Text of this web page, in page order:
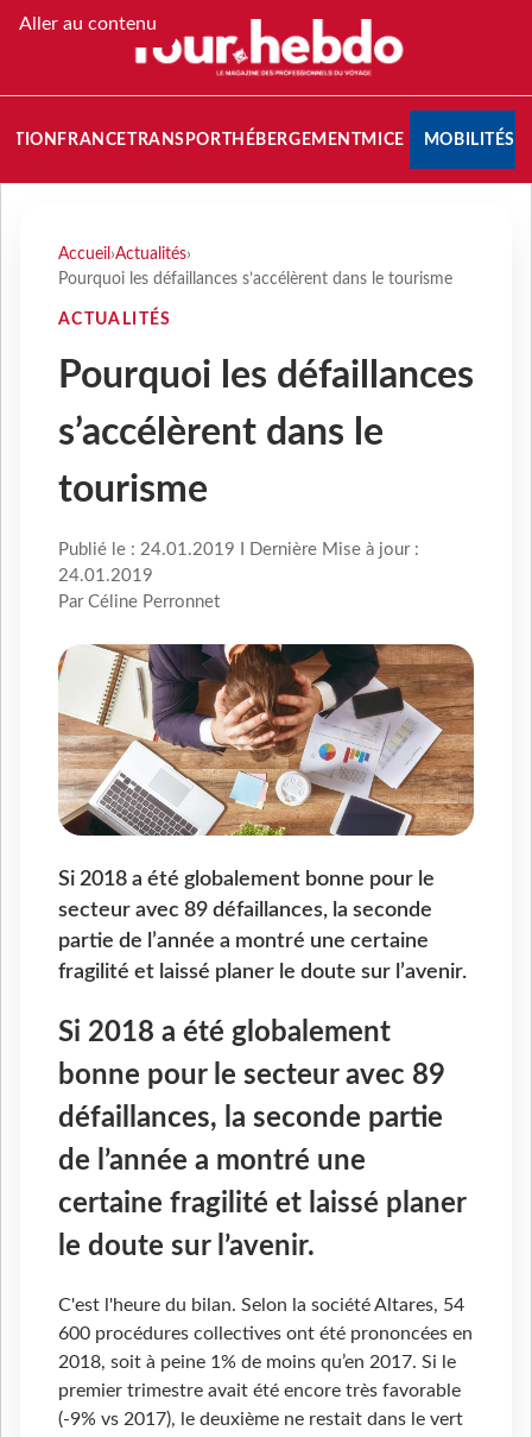
Aller au contenu
FRANCETRANSPORT HÉBERGEMENTMICE MOBILITÉS
Accueil ›Actualités›
Pourquoi les défaillances s’accélèrent dans le tourisme
ACTUALITÉS
Pourquoi les défaillances
s’accélèrent dans le
tourisme
Publié le : 24.01.2019 I Dernière Mise à jour :
24.01.2019
Par Céline Perronnet
Si 2018 a été globalement bonne pour le
secteur avec 89 défaillances, la seconde
partie de l’année a montré une certaine
fragilité et laissé planer le doute sur l’avenir.
Si 2018 a été globalement
bonne pour le secteur avec 89
défaillances, la seconde partie
de l’année a montré une
certaine fragilité et laissé planer
le doute sur l’avenir.
C'est l'heure du bilan. Selon la société Altares, 54
600 procédures collectives ont été prononcées en
2018, soit à peine 1% de moins qu’en 2017. Si le
premier trimestre avait été encore très favorable
(-9% vs 2017), le deuxième ne restait dans le vert